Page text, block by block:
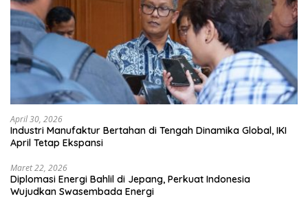
April 30, 2026
Industri Manufaktur Bertahan di Tengah Dinamika Global, IKI
April Tetap Ekspansi
Maret 22, 2026
Diplomasi Energi Bahlil di Jepang, Perkuat Indonesia
Wujudkan Swasembada Energi